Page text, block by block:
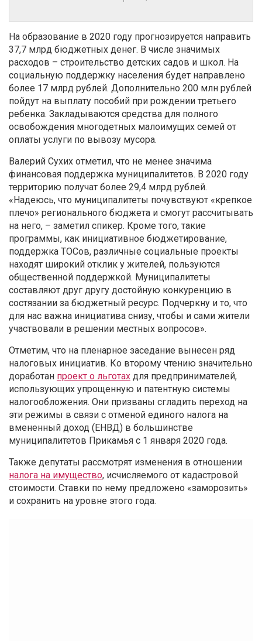
На образование в 2020 году прогнозируется направить
37,7 млрд бюджетных денег. В числе значимых
расходов – строительство детских садов и школ. На
социальную поддержку населения будет направлено
более 17 млрд рублей. Дополнительно 200 млн рублей
пойдут на выплату пособий при рождении третьего
ребенка. Закладываются средства для полного
освобождения многодетных малоимущих семей от
оплаты услуги по вывозу мусора.
Валерий Сухих отметил, что не менее значима
финансовая поддержка муниципалитетов. В 2020 году
территорию получат более 29,4 млрд рублей.
«Надеюсь, что муниципалитеты почувствуют «крепкое
плечо» регионального бюджета и смогут рассчитывать
на него, – заметил спикер. Кроме того, такие
программы, как инициативное бюджетирование,
поддержка ТОСов, различные социальные проекты
находят широкий отклик у жителей, пользуются
общественной поддержкой. Муниципалитеты
составляют друг другу достойную конкуренцию в
состязании за бюджетный ресурс. Подчеркну и то, что
для нас важна инициатива снизу, чтобы и сами жители
участвовали в решении местных вопросов».
Отметим, что на пленарное заседание вынесен ряд
налоговых инициатив. Ко второму чтению значительно
доработан проект о льготах для предпринимателей,
использующих упрощенную и патентную системы
налогообложения. Они призваны сгладить переход на
эти режимы в связи с отменой единого налога на
вмененный доход (ЕНВД) в большинстве
муниципалитетов Прикамья с 1 января 2020 года.
Также депутаты рассмотрят изменения в отношении
налога на имущество, исчисляемого от кадастровой
стоимости. Ставки по нему предложено «заморозить»
и сохранить на уровне этого года.